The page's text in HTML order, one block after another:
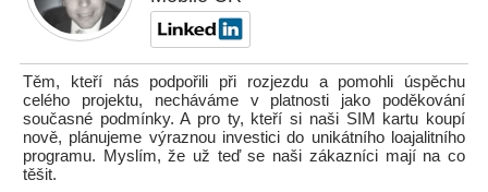
Těm, kteří nás podpořili při rozjezdu a pomohli úspěchu
celého projektu, necháváme v platnosti jako poděkování
současné podmínky. A pro ty, kteří si naši SIM kartu koupí
nově, plánujeme výraznou investici do unikátního loajalitního
programu. Myslím, že už teď se naši zákazníci mají na co
těšit.